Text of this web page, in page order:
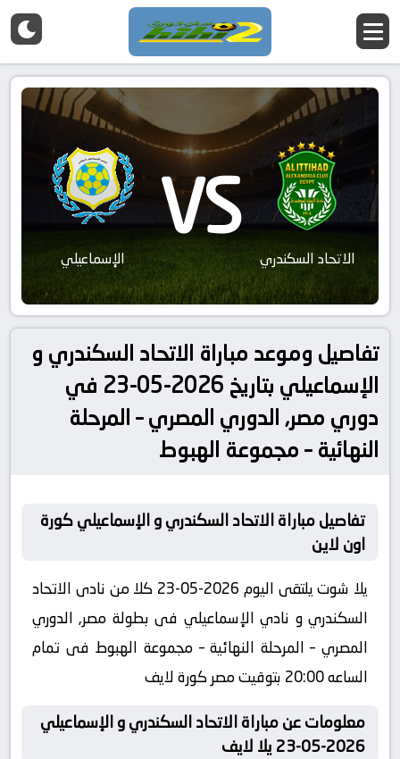
الاتحاد السكندري VS الإسماعيلي
تفاصيل وموعد مباراة الاتحاد السكندري و
الإسماعيلي بتاريخ 2026-05-23 في
دوري مصر, الدوري المصري – المرحلة
النهائية – مجموعة الهبوط
تفاصيل مباراة الاتحاد السكندري و الإسماعيلي كورة
اون لاين
يلا شوت يلتقى اليوم 2026-05-23 كلا من نادى الاتحاد
السكندري و نادي الإسماعيلي فى بطولة مصر, الدوري
المصري – المرحلة النهائية – مجموعة الهبوط فى تمام
الساعه 20:00 بتوقيت مصر كورة لايف
معلومات عن مباراة الاتحاد السكندري و الإسماعيلي
2026-05-23 يلا لايف